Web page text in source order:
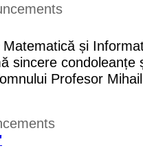
și
sincere condoleanțe
Profesor